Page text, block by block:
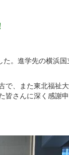
。進学先の横浜
、また東北福祉
さんに深く感謝申